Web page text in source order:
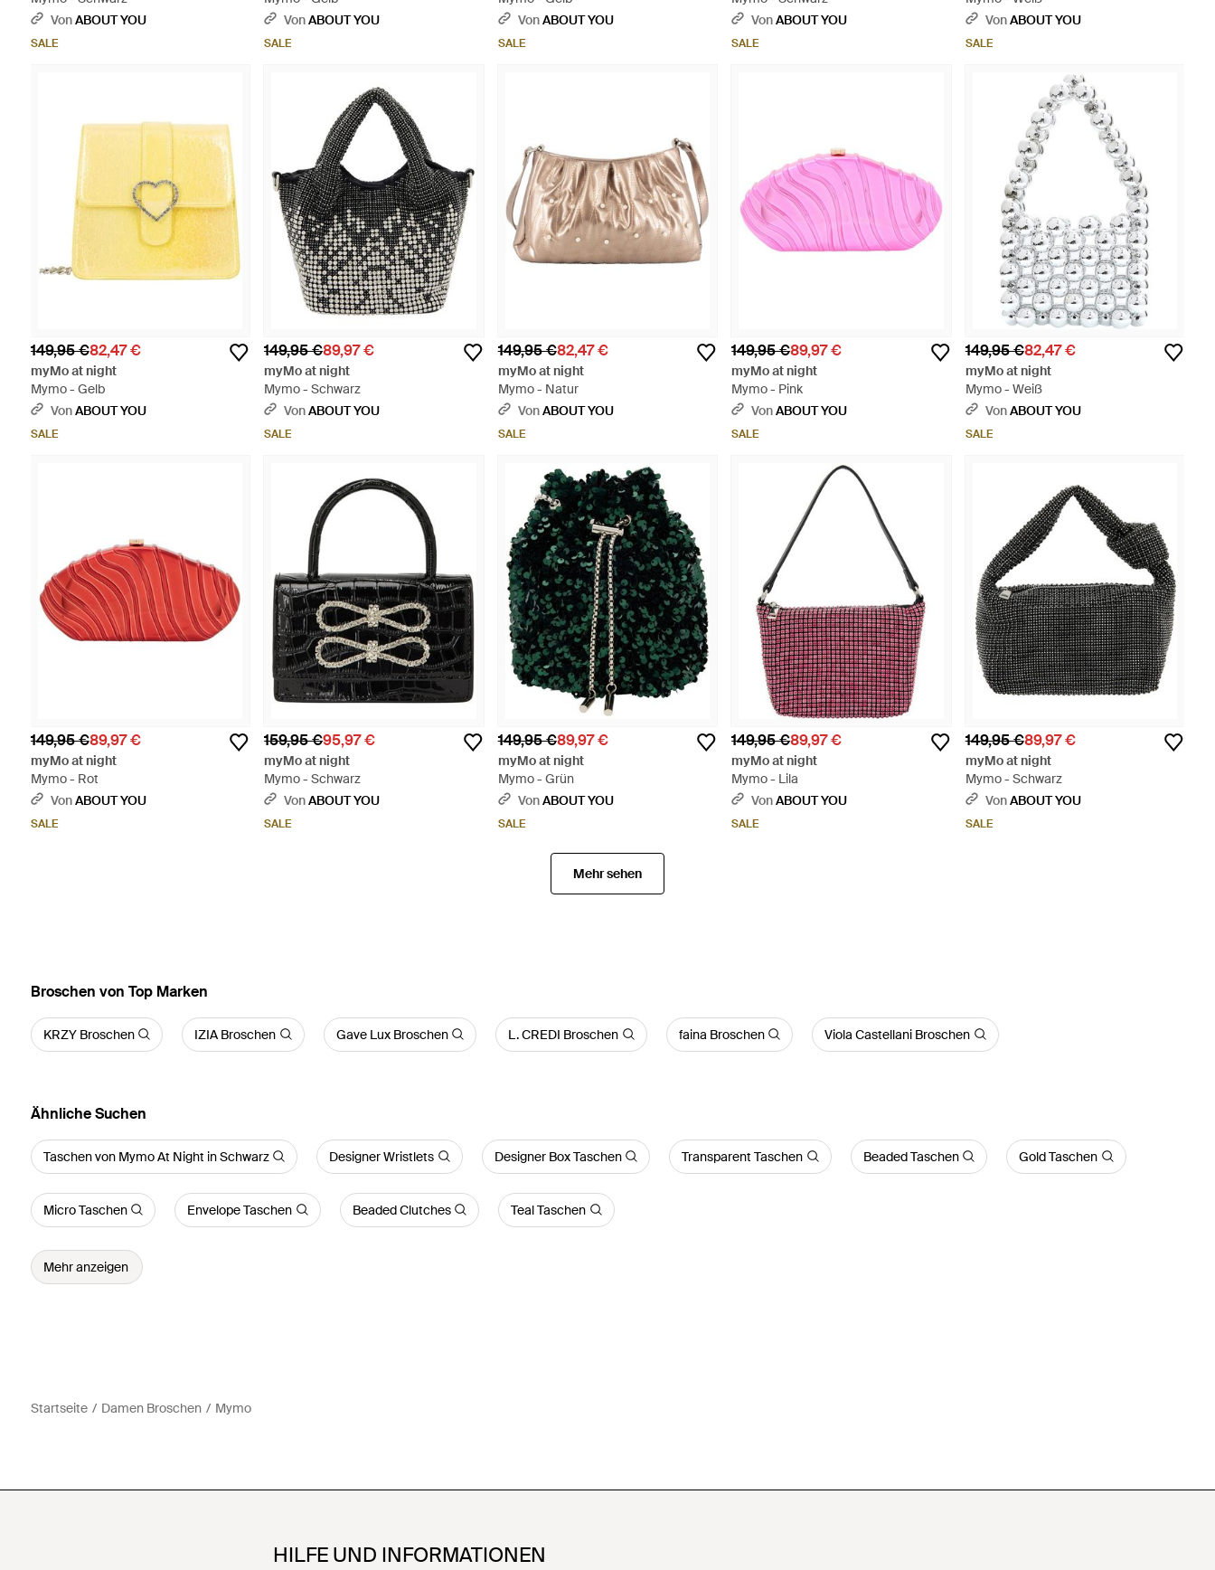
VonABOUT YOU
SALE
VonABOUT YOU
SALE
VonABOUT YOU
SALE
VonABOUT YOU
SALE
VonABOUT YOU
SALE
149,95 €82,47 €
myMo at night
Mymo - Gelb
VonABOUT YOU
SALE
149,95 €89,97 €
myMo at night
Mymo - Schwarz
VonABOUT YOU
SALE
149,95 €82,47 €
myMo at night
Mymo - Natur
VonABOUT YOU
SALE
149,95 €89,97 €
myMo at night
Mymo - Pink
VonABOUT YOU
SALE
149,95 €82,47 €
myMo at night
Mymo - Weiß
VonABOUT YOU
SALE
149,95 €89,97 €
myMo at night
Mymo - Rot
VonABOUT YOU
SALE
159,95 €95,97 €
myMo at night
Mymo - Schwarz
VonABOUT YOU
SALE
149,95 €89,97 €
myMo at night
Mymo - Grün
VonABOUT YOU
SALE
149,95 €89,97 €
myMo at night
Mymo - Lila
VonABOUT YOU
SALE
149,95 €89,97 €
myMo at night
Mymo - Schwarz
VonABOUT YOU
SALE
Mehr sehen
Broschen von Top Marken
KRZY Broschen IZIA Broschen Gave Lux Broschen L. CREDI Broschen faina Broschen Viola Castellani Broschen
Ähnliche Suchen
Taschen von Mymo At Night in Schwarz Designer Wristlets Designer Box Taschen Transparent Taschen Beaded Taschen Gold Taschen
Micro Taschen Envelope Taschen Beaded Clutches Teal Taschen
Mehr anzeigen
Startseite Damen Broschen Mymo
HILFE UND INFORMATIONEN